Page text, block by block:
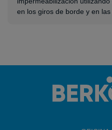
en los giros de borde y en